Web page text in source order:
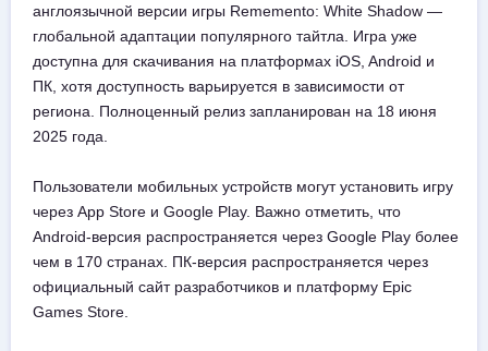
англоязычной версии игры Rememento: White Shadow —
глобальной адаптации популярного тайтла. Игра уже
доступна для скачивания на платформах iOS, Android и
ПК, хотя доступность варьируется в зависимости от
региона. Полноценный релиз запланирован на 18 июня
2025 года.
Пользователи мобильных устройств могут установить игру
через App Store и Google Play. Важно отметить, что
Android-версия распространяется через Google Play более
чем в 170 странах. ПК-версия распространяется через
официальный сайт разработчиков и платформу Epic
Games Store.